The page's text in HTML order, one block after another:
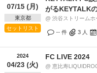
07/15 (月)
東京都
セットリスト
がるKEYTALK
@ 渋谷ストリーム
-- 件 3 人
2024
04/23 (火)
FC LIVE 2024
@ 恵比寿